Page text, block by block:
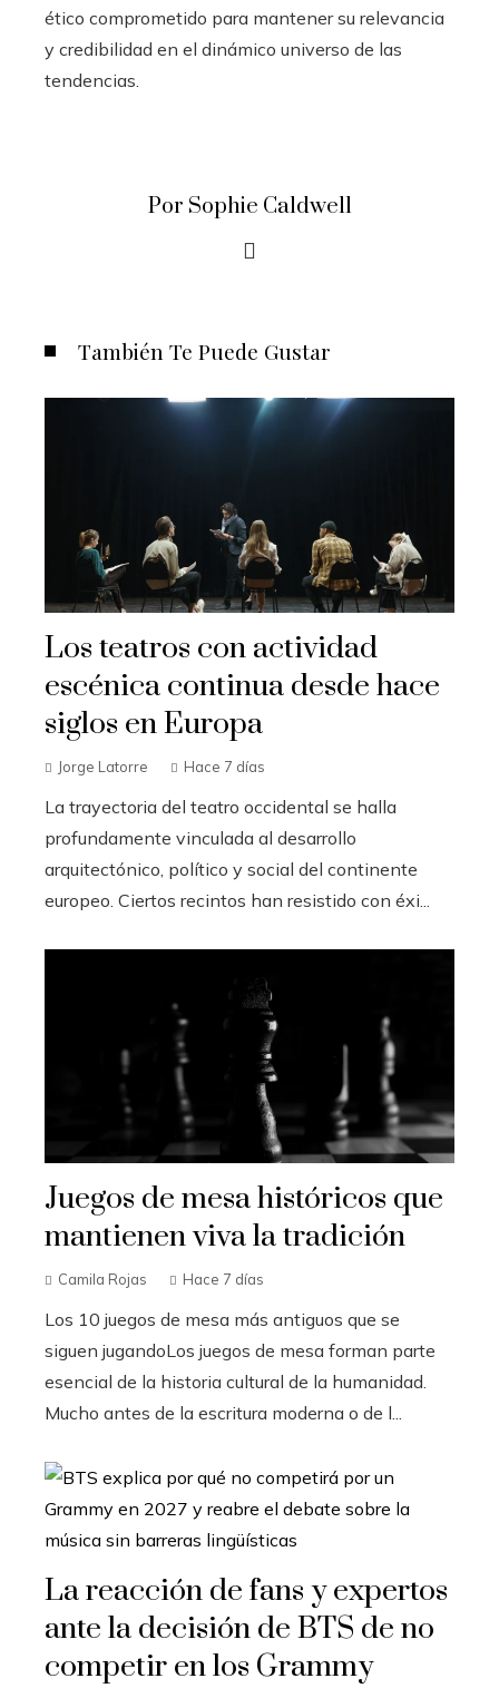
ético comprometido para mantener su relevancia
y credibilidad en el dinámico universo de las
tendencias.
Por Sophie Caldwell
También Te Puede Gustar
Los teatros con actividad
escénica continua desde hace
siglos en Europa
Jorge Latorre Hace 7 días
La trayectoria del teatro occidental se halla
profundamente vinculada al desarrollo
arquitectónico, político y social del continente
europeo. Ciertos recintos han resistido con éxi...
Juegos de mesa históricos que
mantienen viva la tradición
Camila Rojas Hace 7 días
Los 10 juegos de mesa más antiguos que se
siguen jugandoLos juegos de mesa forman parte
esencial de la historia cultural de la humanidad.
Mucho antes de la escritura moderna o de l...
La reacción de fans y expertos
ante la decisión de BTS de no
competir en los Grammy